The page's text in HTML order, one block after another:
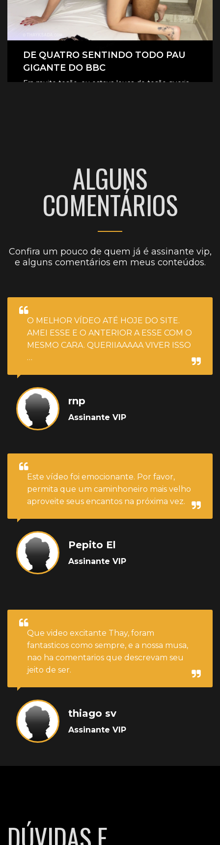
DE QUATRO SENTINDO TODO PAU
GIGANTE DO BBC
Era muito tesão, eu estava louca de tesão queria
ALGUNS
COMENTÁRIOS
Confira um pouco de quem já é assinante vip,
e alguns comentários em meus conteúdos.
O MELHOR VÍDEO ATÉ HOJE DO SITE.
AMEI ESSE E O ANTERIOR A ESSE COM O
MESMO CARA. QUERIIAAAAA VIVER ISSO
…
rnp
Assinante VIP
Este vídeo foi emocionante. Por favor,
permita que um caminhoneiro mais velho
aproveite seus encantos na próxima vez.
Pepito El
Assinante VIP
Que video excitante Thay, foram
fantasticos como sempre, e a nossa musa,
nao ha comentarios que descrevam seu
jeito de ser.
thiago sv
Assinante VIP